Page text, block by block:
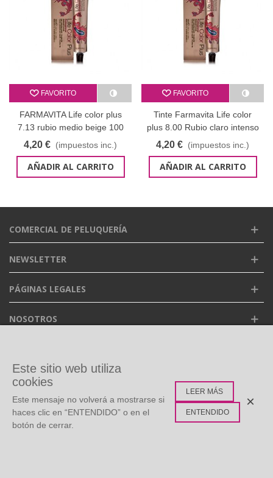
FAVORITO
FARMAVITA Life color plus
7.13 rubio medio beige 100
4,20 € (impuestos inc.)
AÑADIR AL CARRITO
FAVORITO
Tinte Farmavita Life color
plus 8.00 Rubio claro intenso
- 100 ml
4,20 € (impuestos inc.)
AÑADIR AL CARRITO
COMERCIAL DE PELUQUERÍA
NEWSLETTER
PÁGINAS LEGALES
NOSOTROS
ETIQUETAS POPULARES
Este sitio web utiliza
cookies
Este mensaje no volverá a mostrarse si
haces clic en “ENTENDIDO” o en el
botón de cerrar.
LEER MÁS
ENTENDIDO
×